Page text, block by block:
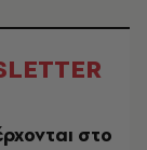
στο